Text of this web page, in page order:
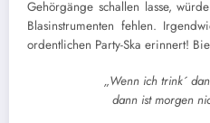
Gehörgänge schallen lasse,
Blasinstrumenten fehlen.
ordentlichen Party-Ska erinnert!
„Wenn ich trink´
dann ist morgen